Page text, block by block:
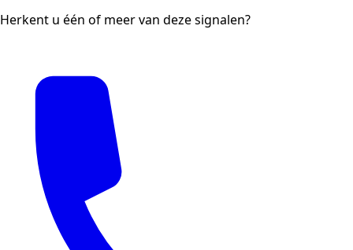
Herkent u één of meer van deze signalen?